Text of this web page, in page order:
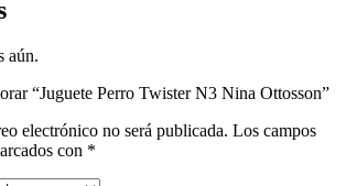
aún.
“Juguete Perro Twister N3 Nina Ottosson”
electrónico no será publicada. Los campos
con *